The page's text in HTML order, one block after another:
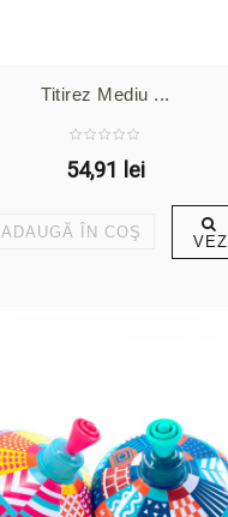
Titirez Mediu ...
54,91 lei
ADAUGĂ ÎN COŞ VEZI